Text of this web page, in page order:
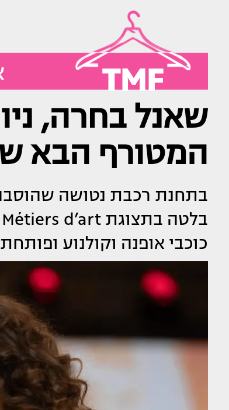
TMF
שאנל בחרה,
המטורף הבא
בתחנת רכבת נטושה
כוכבי אופנה וקולנוע